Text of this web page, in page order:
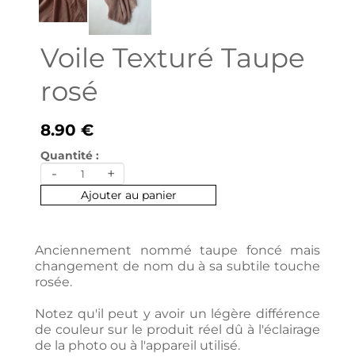
Voile Texturé Taupe
rosé
8.90 €
Quantité :
- +
Ajouter au panier
Anciennement nommé taupe foncé mais
changement de nom du à sa subtile touche
rosée.
Notez qu'il peut y avoir un légère différence
de couleur sur le produit réel dû à l'éclairage
de la photo ou à l'appareil utilisé.